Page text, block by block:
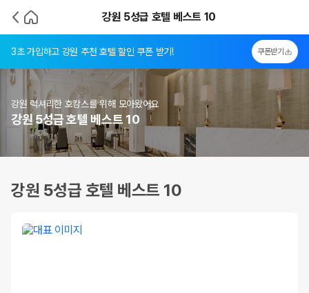
강원 5성급 호텔 베스트 10
3초 가입하고 강원 추천 호텔 할인 쿠폰 받기! 쿠폰받기
강원 럭셔리한 호캉스를 위해 모아왔어요
강원 5성급 호텔 베스트 10
강원 5성급 호텔 베스트 10